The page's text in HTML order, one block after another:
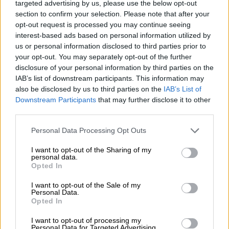
targeted advertising by us, please use the below opt-out
section to confirm your selection. Please note that after your
opt-out request is processed you may continue seeing
interest-based ads based on personal information utilized by
us or personal information disclosed to third parties prior to
your opt-out. You may separately opt-out of the further
disclosure of your personal information by third parties on the
IAB’s list of downstream participants. This information may
also be disclosed by us to third parties on the IAB’s List of
Downstream Participants that may further disclose it to other
Please note that this website/app uses one or more Google
not limited to your visit or usage behaviour. You may click to
grant or deny consent to Google and its third-party tags to
use your data for below specified purposes in below Google
consent section.
Personal Data Processing Opt Outs
I want to opt-out of the Sharing of my
personal data.
Opted In
I want to opt-out of the Sale of my
Personal Data.
Opted In
I want to opt-out of processing my
Personal Data for Targeted Advertising.
να αποτελείται τουλάχιστον από οχτώ
χαρακτήρες.
Επιλέξτε να χρησιμοποιήσετε έναν
διαχειριστή κωδικών πρόσβασης, όπως
αυτός που δημιουργείται στον Chrome σας,
για να σας βοηθήσει να δημιουργήσετε, να
διασφαλίσετε και να ελέγχετε όλους του
κωδικούς για τους online λογαριασμούς σας.
εξατομικευμένες συμβουλές ασφάλειας που
μπορούν να συμβάλουν στην ενίσχυση της
ασφάλειας του Account σας. Περιέχει
χρήσιμες συμβουλές για να είστε ασφαλείς
όταν περιηγείστε γενικά στο διαδίκτυο,
όπως το να προσθέσετε την εφαρμογή